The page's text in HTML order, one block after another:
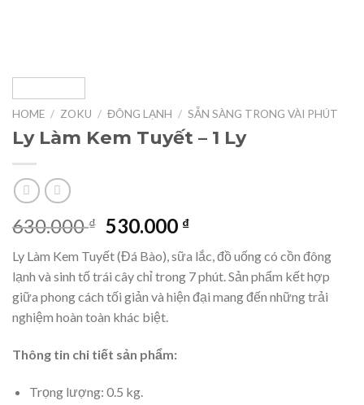
HOME / ZOKU / ĐÔNG LẠNH / SẴN SÀNG TRONG VÀI PHÚT
Ly Làm Kem Tuyết – 1 Ly
630.000₫ Original
price
was:
630.000 ₫.
530.000 ₫Current
price
is:
530.000 ₫.
Ly Làm Kem Tuyết (Đá Bào), sữa lắc, đồ uống có cồn đông
lạnh và sinh tố trái cây chỉ trong 7 phút. Sản phẩm kết hợp
giữa phong cách tối giản và hiện đại mang đến những trải
nghiệm hoàn toàn khác biệt.
Thông tin chi tiết sản phẩm:
Trọng lượng: 0.5 kg.